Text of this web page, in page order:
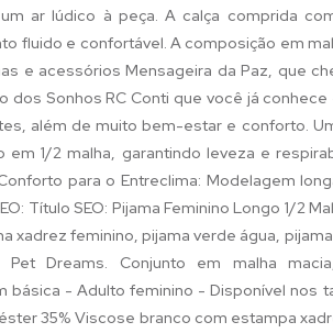
ar lúdico à peça. A calça comprida
fluido e confortável. A composição em
e acessórios Mensageira da Paz, que
dos Sonhos RC Conti que você já
além de muito bem-estar e conforto.
em 1/2 malha, garantindo leveza e
para o Entreclima: Modelagem
Título SEO: Pijama Feminino Longo 1/2
xadrez feminino, pijama verde água,
Dreams. Conjunto em malha
básica - Adulto feminino - Disponível nos
35% Viscose branco com estampa